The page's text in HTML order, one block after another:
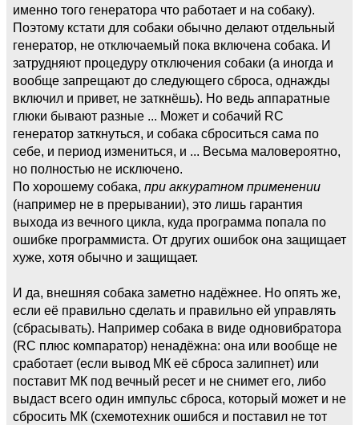
именно того генератора что работает и на собаку).
Поэтому кстати для собаки обычно делают отдельный
генератор, не отключаемый пока включена собака. И
затрудняют процедуру отключения собаки (а иногда и
вообще запрещают до следующего сброса, однажды
включил и привет, не заткнёшь). Но ведь аппаратные
глюки бывают разные ... Может и собачий RC
генератор заткнуться, и собака сброситься сама по
себе, и период измениться, и ... Весьма маловероятно,
но полностью не исключено.
По хорошему собака, при аккуратном применении
(например не в прерывании), это лишь гарантия
выхода из вечного цикла, куда программа попала по
ошибке программиста. От других ошибок она защищает
хуже, хотя обычно и защищает.
И да, внешняя собака заметно надёжнее. Но опять же,
если её правильно сделать и правильно ей управлять
(сбрасывать). Например собака в виде одновибратора
(RC плюс компаратор) ненадёжна: она или вообще не
сработает (если вывод МК её сброса залипнет) или
поставит МК под вечный ресет и не снимет его, либо
выдаст всего один импульс сброса, который может и не
сбросить МК (схемотехник ошибся и поставил не тот